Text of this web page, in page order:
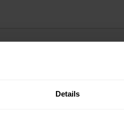
Details